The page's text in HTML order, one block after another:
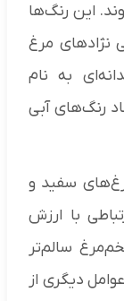
این رنگ‌ها
نژادهای مرغ
به نام
رنگ‌های آبی
سفید و
با ارزش
سالم‌تر
دیگری از